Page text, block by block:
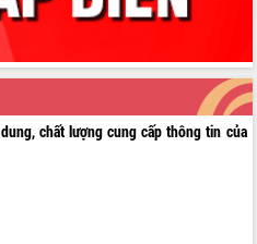
chất lượng cung cấp thông tin của